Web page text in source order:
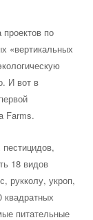
по
«вертикальных
И вот в
Farms.
18 видов
рукколу, укроп,
квадратных
питательные